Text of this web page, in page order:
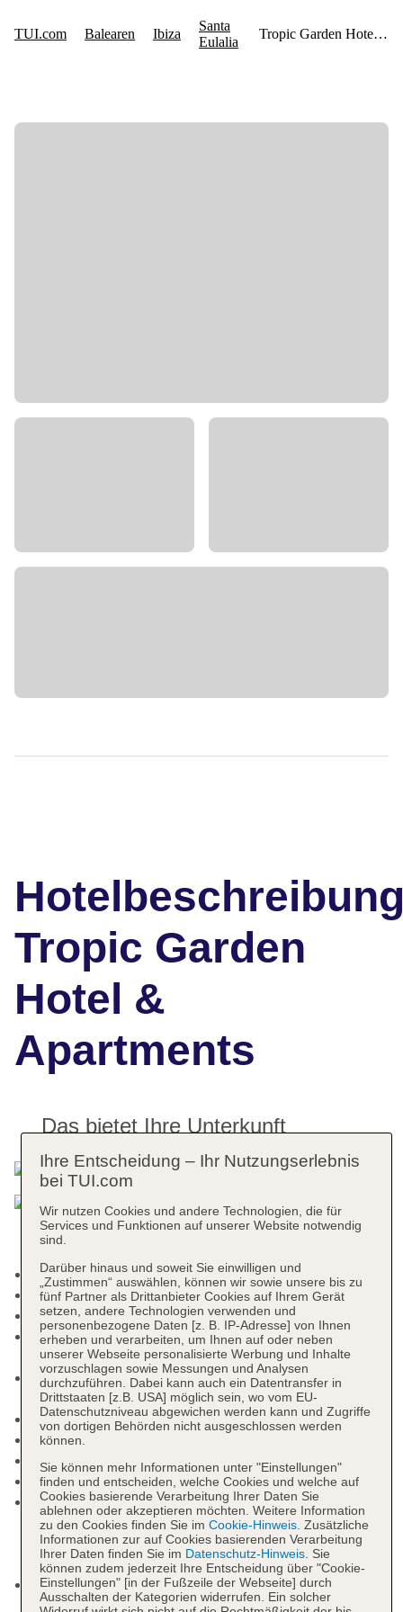
Tropic Garden
Hotel &
Apartments
Das bietet Ihre Unterkunft
Kurtaxe/Ökotaxe/Touristensteuer zahlbar vor Ort
Check-in Zeit ab 15:00 Uhr
Check-out Zeit bis 11:00 Uhr
Rezeption: täglich, Sprachen: deutsch, englisch,
spanisch
Gästebetreuung: Sprachen: deutsch, englisch,
spanisch
Lift
Gemeinschaftslounge/TV-Bereich
Gartenanlage, Sonnenterrasse
Pools: 3
Pool „Outdoor Pool“: ohne Gebühr, Outdoor,
Süßwasser, Liegen: ohne Gebühr,
Sonnenschirme: ohne Gebühr, Sonnendächer:
ohne Gebühr
Pool „Indoor Pool“: wetterabhängig, ohne Gebühr,
Indoor, Süßwasser, beheizbar: wetterabhängig,
Ihre Entscheidung – Ihr Nutzungserlebnis
bei TUI.com
Wir nutzen Cookies und andere Technologien, die für
Services und Funktionen auf unserer Website notwendig
sind.
Darüber hinaus und soweit Sie einwilligen und
„Zustimmen“ auswählen, können wir sowie unsere bis zu
fünf Partner als Drittanbieter Cookies auf Ihrem Gerät
setzen, andere Technologien verwenden und
personenbezogene Daten [z. B. IP-Adresse] von Ihnen
erheben und verarbeiten, um Ihnen auf oder neben
unserer Webseite personalisierte Werbung und Inhalte
vorzuschlagen sowie Messungen und Analysen
durchzuführen. Dabei kann auch ein Datentransfer in
Drittstaaten [z.B. USA] möglich sein, wo vom EU-
Datenschutzniveau abgewichen werden kann und Zugriffe
von dortigen Behörden nicht ausgeschlossen werden
können.
Sie können mehr Informationen unter "Einstellungen"
finden und entscheiden, welche Cookies und welche auf
Cookies basierende Verarbeitung Ihrer Daten Sie
ablehnen oder akzeptieren möchten. Weitere Information
zu den Cookies finden Sie im Cookie-Hinweis. Zusätzliche
Informationen zur auf Cookies basierenden Verarbeitung
Ihrer Daten finden Sie im Datenschutz-Hinweis. Sie
können zudem jederzeit Ihre Entscheidung über "Cookie-
Einstellungen" [in der Fußzeile der Webseite] durch
Ausschalten der Kategorien widerrufen. Ein solcher